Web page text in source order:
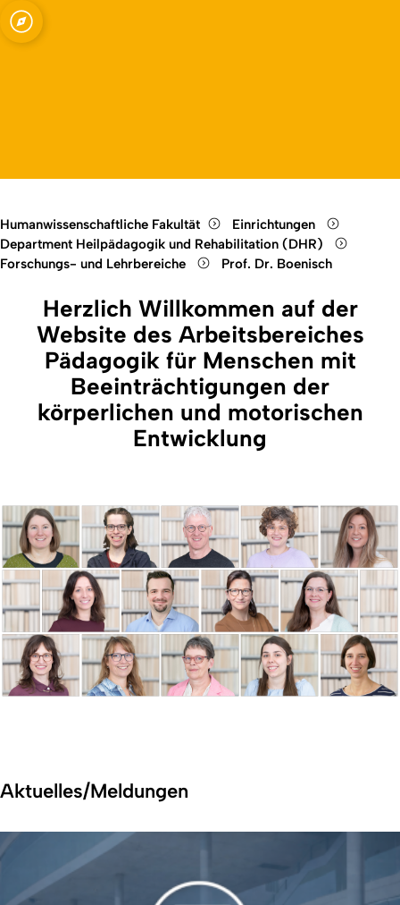
und
Open quicklink menu
Humanwissenschaftliche Fakultät
Einrichtungen
Department Heilpädagogik und Rehabilitation (DHR)
Forschungs- und Lehrbereiche
Prof. Dr. Boenisch
Herzlich Willkommen auf der
Website des Arbeitsbereiches
Pädagogik für Menschen mit
Beeinträchtigungen der
körperlichen und motorischen
Entwicklung
Aktuelles/Meldungen